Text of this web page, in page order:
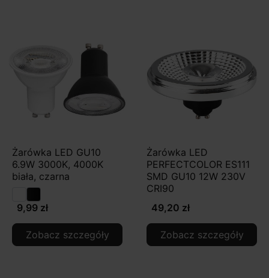
Żarówka LED GU10
6.9W 3000K, 4000K
biała, czarna
9,99 zł
Zobacz szczegóły
Żarówka LED
PERFECTCOLOR ES111
SMD GU10 12W 230V
CRI90
49,20 zł
Zobacz szczegóły